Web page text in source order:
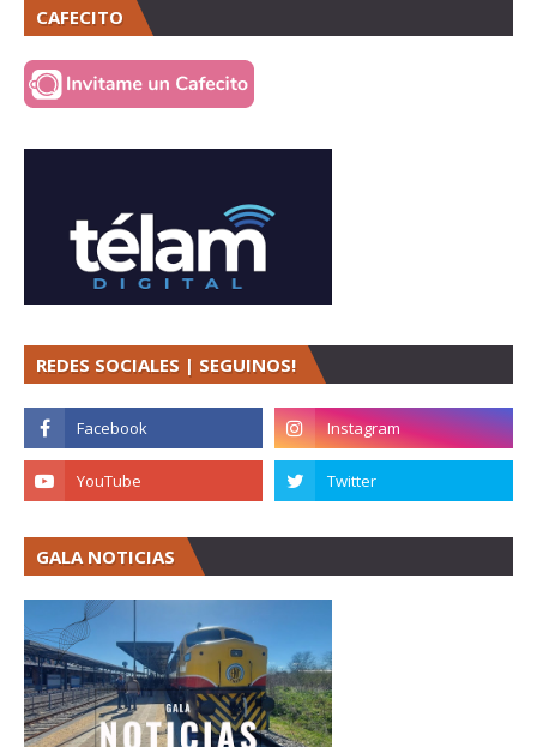
CAFECITO
REDES SOCIALES | SEGUINOS!
GALA NOTICIAS